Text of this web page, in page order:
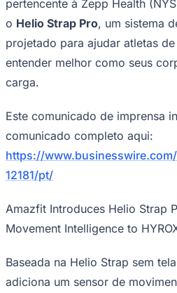
pertencente à Zepp Health
o Helio Strap Pro, um sistema
projetado para ajudar atletas
entender melhor como seus
carga.
Este comunicado de imprensa
comunicado completo aqui:
https://
12181/pt/
Amazfit Introduces Helio Strap
Movement Intelligence to
Baseada na Helio Strap sem
adiciona um sensor de